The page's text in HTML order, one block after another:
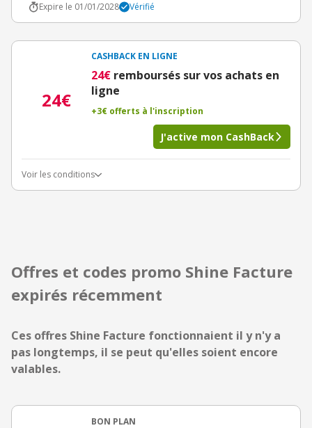
Expire le 01/01/2028
Vérifié
24€
CASHBACK EN LIGNE
24€ remboursés sur vos achats en
ligne
+3€ offerts à l'inscription
J'active mon CashBack
Voir les conditions
Offres et codes promo Shine Facture
expirés récemment
Ces offres Shine Facture fonctionnaient il y n'y a
pas longtemps, il se peut qu'elles soient encore
valables.
BON PLAN